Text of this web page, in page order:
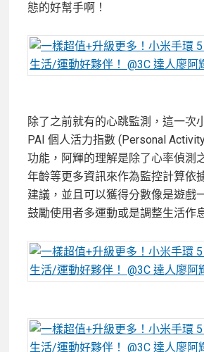
態的好幫手啊！
除了之前就有的心跳監測，這一次
PAI 個人活力指數 (Personal
功能，阿輝的理解是除了心率偵測
年齡等更多資訊來作為監控計算依
建議，並且可以獲得分數像是遊戲
鼓勵使用者多運動或是調整生活作